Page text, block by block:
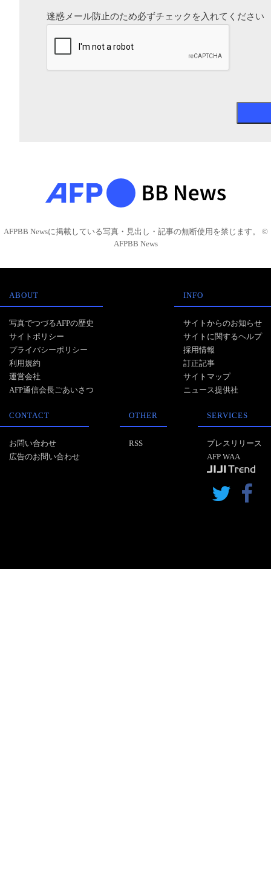
迷惑メール防止のため必ずチェックを入れてください
AFPBB Newsに掲載している写真・見出し・記事の無断使用を禁じます。 ©
AFPBB News
ABOUT
写真でつづるAFPの歴史
サイトポリシー
プライバシーポリシー
利用規約
運営会社
AFP通信会長ごあいさつ
INFO
サイトからのお知らせ
サイトに関するヘルプ
採用情報
訂正記事
サイトマップ
ニュース提供社
CONTACT
お問い合わせ
広告のお問い合わせ
OTHER
RSS
SERVICES
プレスリリース
AFP WAA